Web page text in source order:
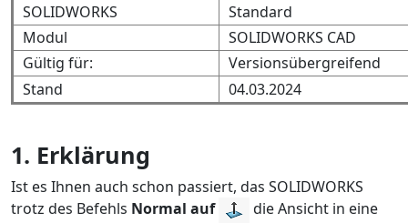
SOLIDWORKS
Standard
Modul
SOLIDWORKS CAD
Gültig für:
Versionsübergreifend
Stand
04.03.2024
1. Erklärung
Ist es Ihnen auch schon passiert, das SOLIDWORKS
trotz des Befehls Normal auf
die Ansicht in eine